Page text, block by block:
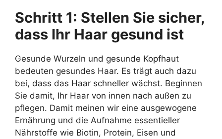
Schritt 1: Stellen Sie sicher,
dass Ihr Haar gesund ist
Gesunde Wurzeln und gesunde Kopfhaut
bedeuten gesundes Haar. Es trägt auch dazu
bei, dass das Haar schneller wächst. Beginnen
Sie damit, Ihr Haar von innen nach außen zu
pflegen. Damit meinen wir eine ausgewogene
Ernährung und die Aufnahme essentieller
Nährstoffe wie Biotin, Protein, Eisen und